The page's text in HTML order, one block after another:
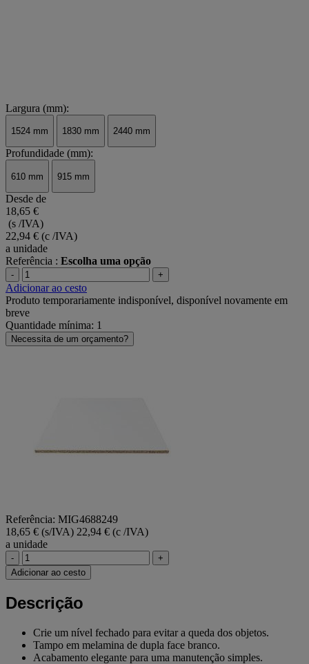
Largura (mm):
1524 mm 1830 mm 2440 mm
Profundidade (mm):
610 mm 915 mm
Desde de
18,65 €
(s /IVA)
22,94 € (c /IVA)
a unidade
Referência : Escolha uma opção
- +
Adicionar ao cesto
Produto temporariamente indisponível, disponível novamente em
breve
Quantidade mínima: 1
Necessita de um orçamento?
Referência: MIG4688249
18,65 € (s/IVA) 22,94 € (c /IVA)
a unidade
-
+
Adicionar ao cesto
Descrição
Crie um nível fechado para evitar a queda dos objetos.
Tampo em melamina de dupla face branco.
Acabamento elegante para uma manutenção simples.